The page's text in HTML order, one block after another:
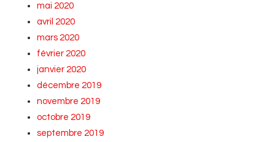
mai 2020
avril 2020
mars 2020
février 2020
janvier 2020
décembre 2019
novembre 2019
octobre 2019
septembre 2019